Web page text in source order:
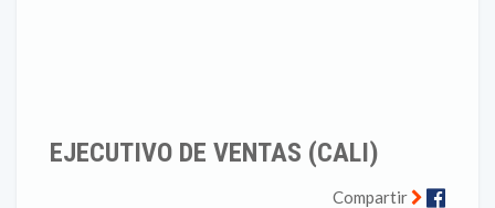
EJECUTIVO DE VENTAS (CALI)
Compartir